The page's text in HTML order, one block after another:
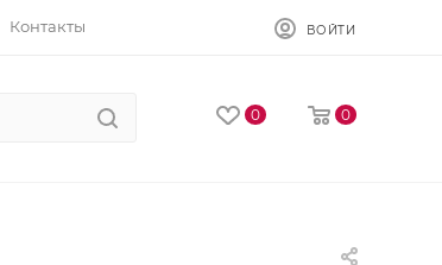
Контакты ВОЙТИ
0 0